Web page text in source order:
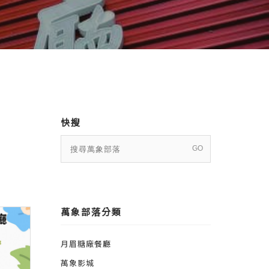
快搜
萬象部落分類
月眉糖廠餐廳
萬象影城